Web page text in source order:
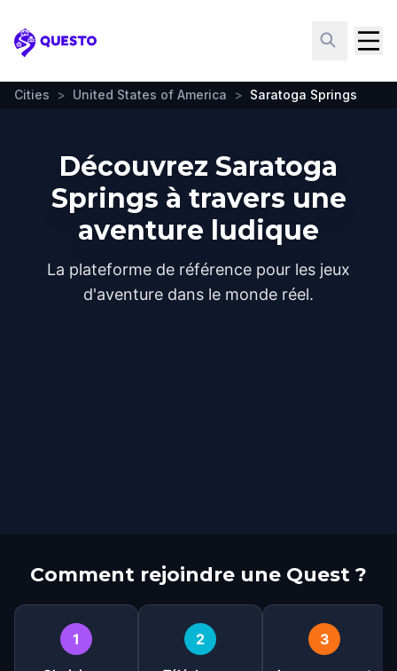
Questo
Cities > United States of America > Saratoga Springs
Découvrez Saratoga
Springs à travers une
aventure ludique
La plateforme de référence pour les jeux
d'aventure dans le monde réel.
Comment rejoindre une Quest ?
1 2 3